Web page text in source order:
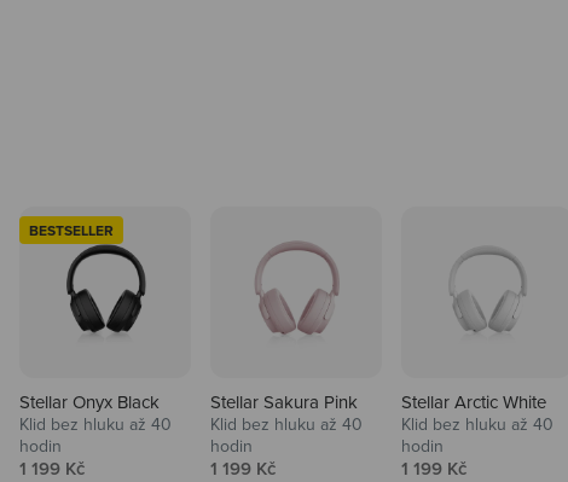
BESTSELLER
Stellar Onyx Black
Klid bez hluku až 40
hodin
Prodejní cena
1 199 Kč
Stellar Sakura Pink
Klid bez hluku až 40
hodin
Prodejní cena
1 199 Kč
Stellar Arctic White
Klid bez hluku až 40
hodin
Prodejní cena
1 199 Kč